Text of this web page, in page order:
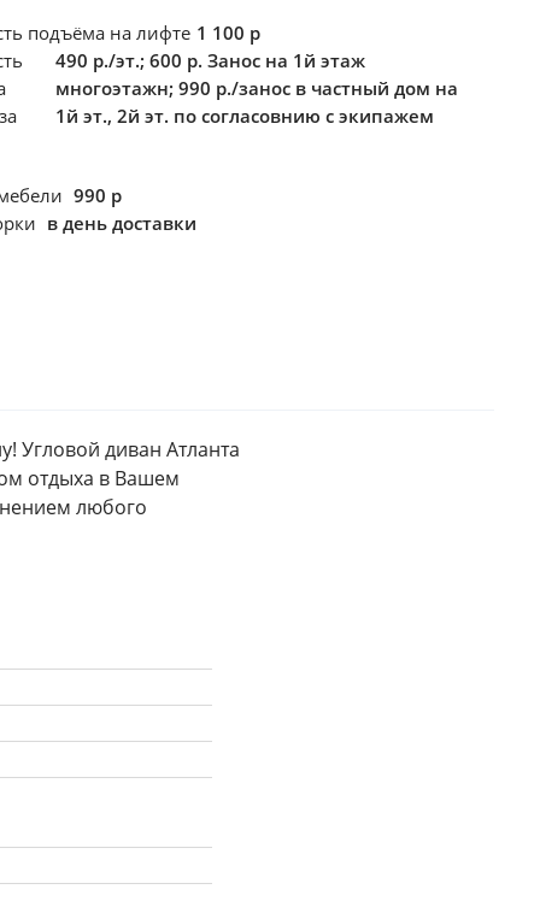
подъёма на лифте 1 100 р
490 р./эт.; 600 р. Занос на 1й этаж
многоэтажн; 990 р./занос в частный дом на
1й эт., 2й эт. по согласовнию с экипажем
990 р
в день доставки
Угловой диван Атланта
отдыха в Вашем
любого